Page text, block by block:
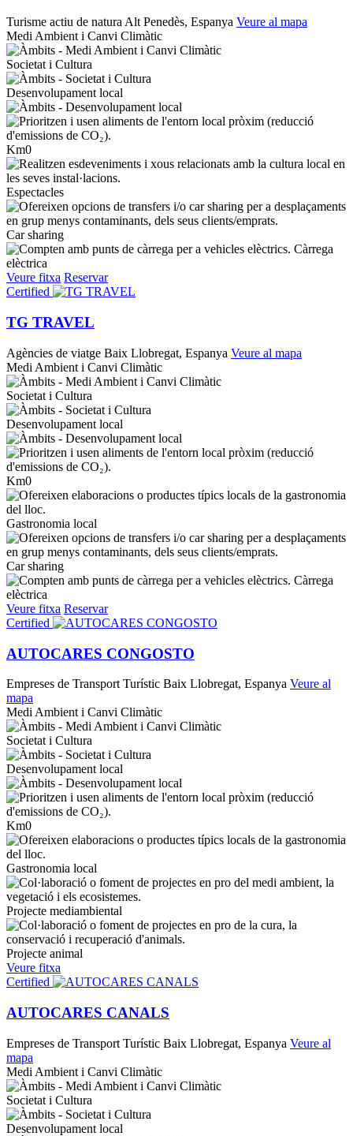
Turisme actiu de naturaAlt Penedès, Espanya Veure al mapa
Medi Ambient i Canvi Climàtic
Societat i Cultura
Desenvolupament local
Km0
Espectacles
Car sharing
Càrrega
elèctrica
Veure fitxa Reservar
Certified
TG TRAVEL
Agències de viatge Baix Llobregat, Espanya Veure al mapa
Medi Ambient i Canvi Climàtic
Societat i Cultura
Desenvolupament local
Km0
Gastronomia local
Car sharing
Càrrega
elèctrica
Veure fitxa Reservar
Certified
AUTOCARES CONGOSTO
Empreses de Transport Turístic Baix Llobregat, Espanya Veure al
mapa
Medi Ambient i Canvi Climàtic
Societat i Cultura
Desenvolupament local
Km0
Gastronomia local
Projecte mediambiental
Projecte animal
Veure fitxa
Certified
AUTOCARES CANALS
Empreses de Transport Turístic Baix Llobregat, Espanya Veure al
mapa
Medi Ambient i Canvi Climàtic
Societat i Cultura
Desenvolupament local